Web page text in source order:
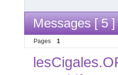
Messages [ 5 ]
Pages 1